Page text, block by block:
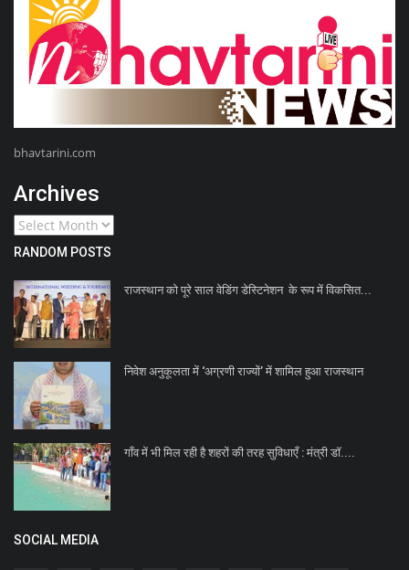
bhavtarini.com
Archives
RANDOM POSTS
राजस्थान को पूरे साल वेडिंग डेस्टिनेशन के रूप में विकसित...
निवेश अनुकूलता में ‘अग्रणी राज्यों’ में शामिल हुआ राजस्थान
गाँव में भी मिल रही है शहरों की तरह सुविधाएँ : मंत्री डॉ....
SOCIAL MEDIA